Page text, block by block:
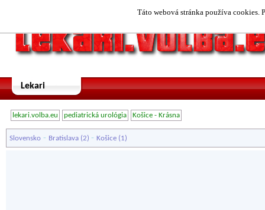
Táto webová stránka používa cookies.
Lekari
lekari.volba.eu pediatrická urológia Košice - Krásna
Slovensko - Bratislava (2) - Košice (1)